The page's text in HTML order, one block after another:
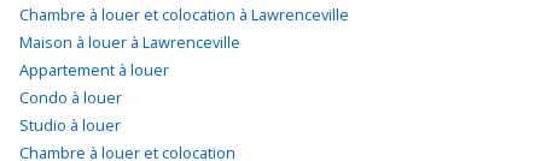
Chambre à louer et colocation à Lawrenceville
Maison à louer à Lawrenceville
Appartement à louer
Condo à louer
Studio à louer
Chambre à louer et colocation